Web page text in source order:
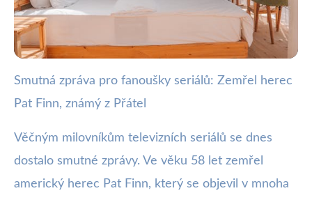
webya.cz
Zemřel Pat Finn z Přátel, milovaný
televizní herec
· 3 min čtení · Autor: Nela Švecová
Smutná zpráva pro fanoušky seriálů: Zemřel herec
Pat Finn, známý z Přátel
Věčným milovníkům televizních seriálů se dnes
dostalo smutné zprávy. Ve věku 58 let zemřel
americký herec Pat Finn, který se objevil v mnoha